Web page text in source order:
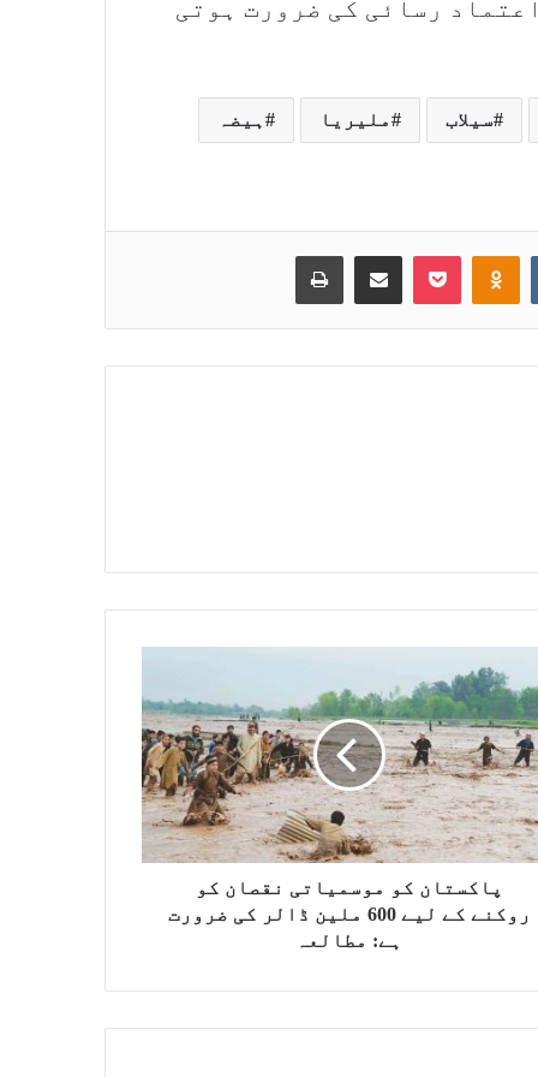
رسائی کی ضرورت ہوتی
سیلاب ملیریا ہیضہ
پاکستان کو موسمیاتی نقصان کو
روکنے کے لیے 600 ملین ڈالر کی ضرورت
ہے: مطالعہ